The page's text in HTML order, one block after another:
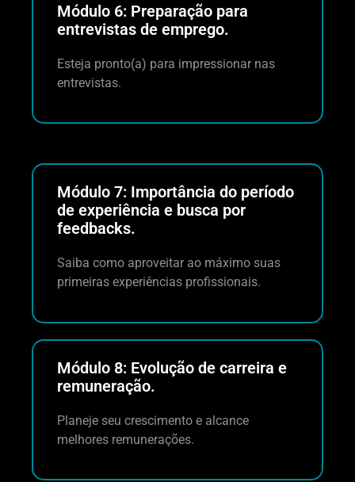
Módulo 6: Preparação para
entrevistas de emprego.
Esteja pronto(a) para impressionar nas
entrevistas.
Módulo 7: Importância do período
de experiência e busca por
feedbacks.
Saiba como aproveitar ao máximo suas
primeiras experiências profissionais.
Módulo 8: Evolução de carreira e
remuneração.
Planeje seu crescimento e alcance
melhores remunerações.